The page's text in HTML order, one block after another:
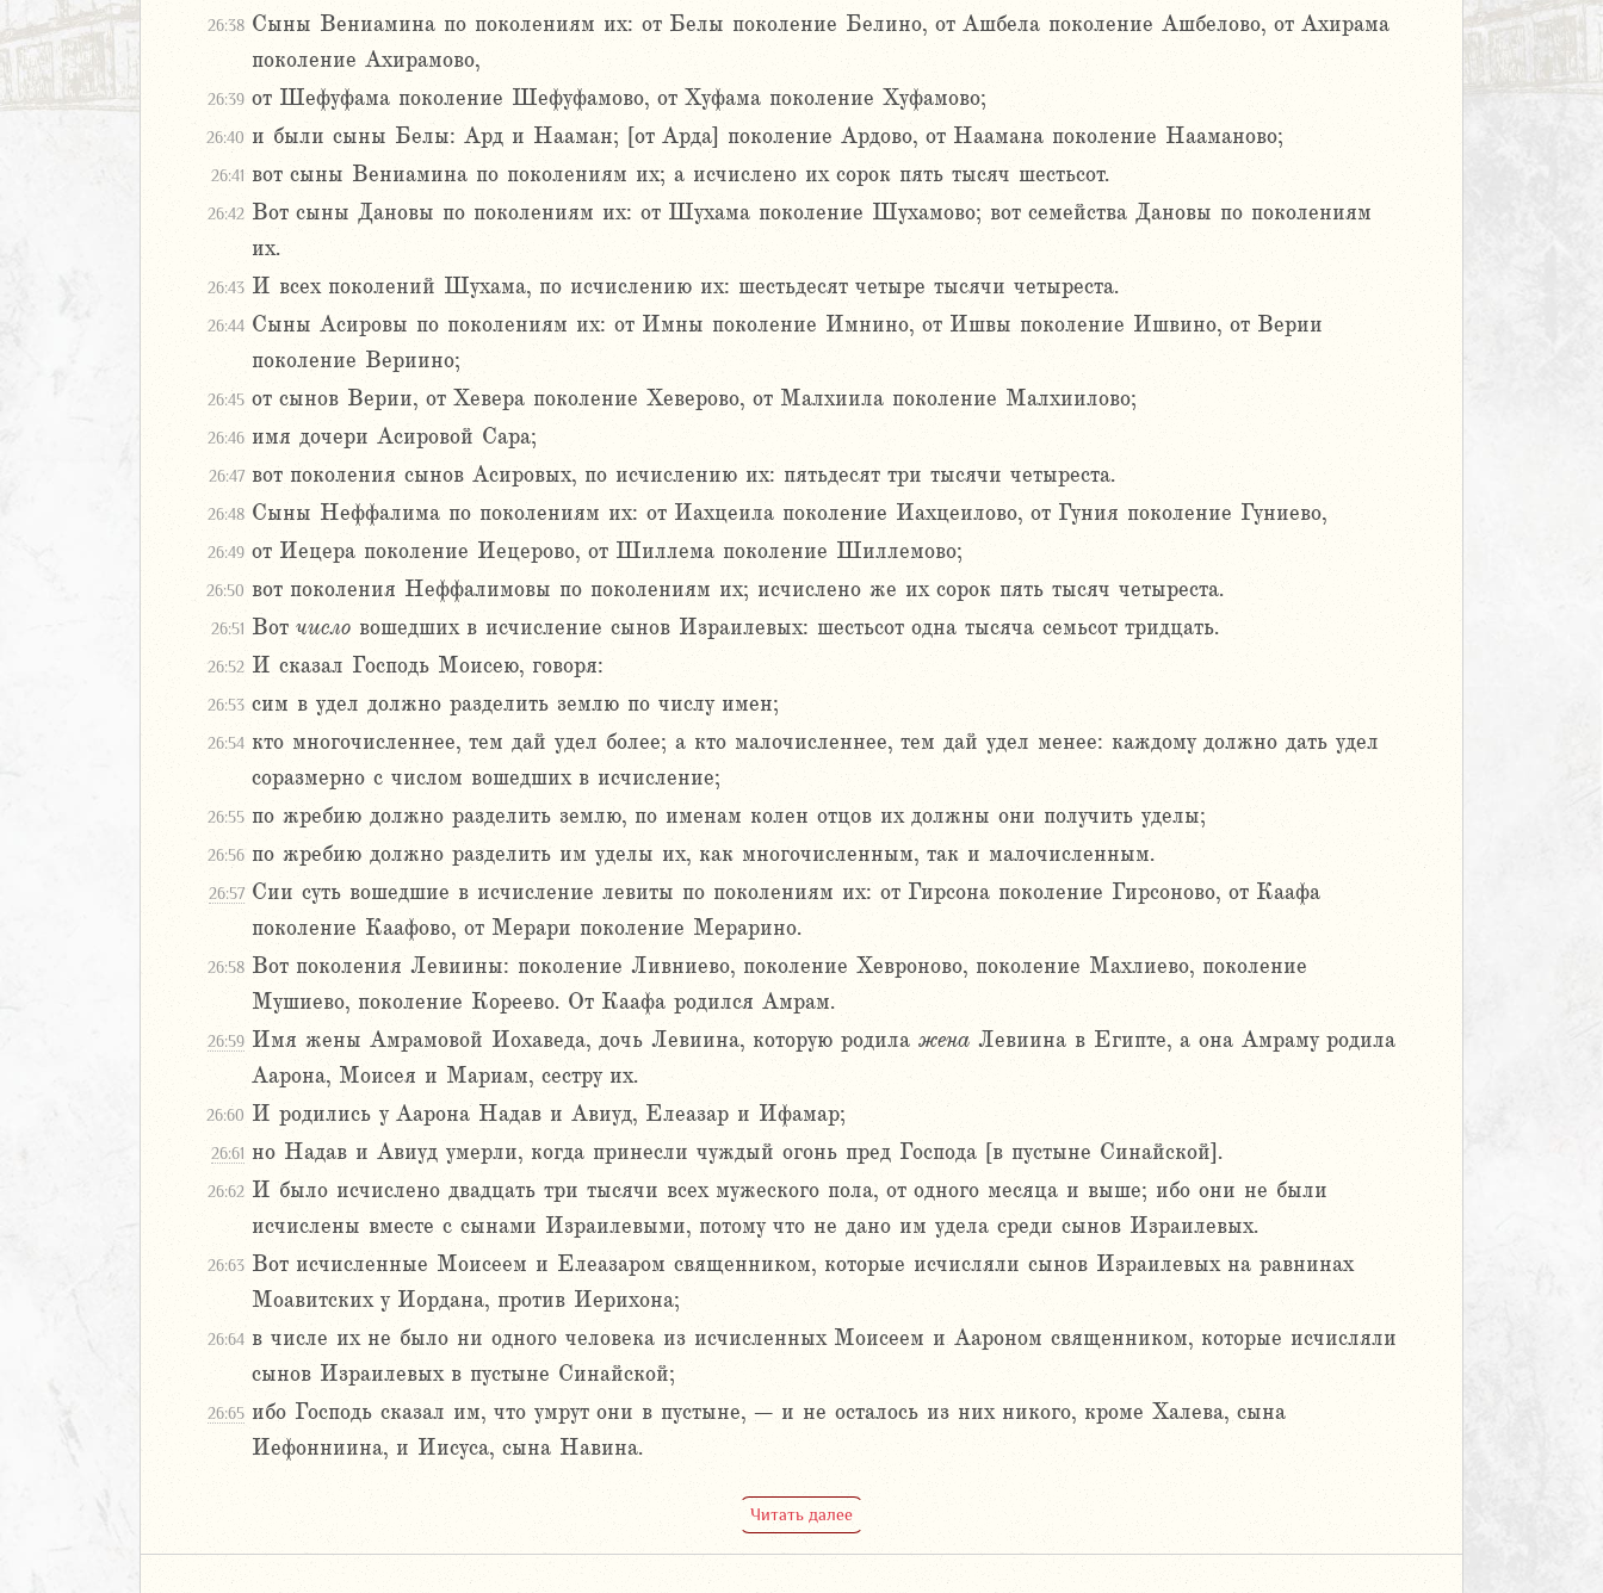
26:38 Сыны Вениамина по поколениям их: от Белы поколение Белино, от Ашбела поколение Ашбелово, от Ахирама
поколение Ахирамово,
26:39 от Шефуфама поколение Шефуфамово, от Хуфама поколение Хуфамово;
26:40 и были сыны Белы: Ард и Нааман; [от Арда] поколение Ардово, от Наамана поколение Нааманово;
26:41 вот сыны Вениамина по поколениям их; а исчислено их сорок пять тысяч шестьсот.
26:42 Вот сыны Дановы по поколениям их: от Шухама поколение Шухамово; вот семейства Дановы по поколениям
их.
26:43 И всех поколений Шухама, по исчислению их: шестьдесят четыре тысячи четыреста.
26:44 Сыны Асировы по поколениям их: от Имны поколение Имнино, от Ишвы поколение Ишвино, от Верии
поколение Вериино;
26:45 от сынов Верии, от Хевера поколение Хеверово, от Малхиила поколение Малхиилово;
26:46 имя дочери Асировой Сара;
26:47 вот поколения сынов Асировых, по исчислению их: пятьдесят три тысячи четыреста.
26:48 Сыны Неффалима по поколениям их: от Иахцеила поколение Иахцеилово, от Гуния поколение Гуниево,
26:49 от Иецера поколение Иецерово, от Шиллема поколение Шиллемово;
26:50 вот поколения Неффалимовы по поколениям их; исчислено же их сорок пять тысяч четыреста.
26:51 Вот число вошедших в исчисление сынов Израилевых: шестьсот одна тысяча семьсот тридцать.
26:52 И сказал Господь Моисею, говоря:
26:53 сим в удел должно разделить землю по числу имен;
26:54 кто многочисленнее, тем дай удел более; а кто малочисленнее, тем дай удел менее: каждому должно дать удел
соразмерно с числом вошедших в исчисление;
26:55 по жребию должно разделить землю, по именам колен отцов их должны они получить уделы;
26:56 по жребию должно разделить им уделы их, как многочисленным, так и малочисленным.
26:57 Сии суть вошедшие в исчисление левиты по поколениям их: от Гирсона поколение Гирсоново, от Каафа
поколение Каафово, от Мерари поколение Мерарино.
26:58 Вот поколения Левиины: поколение Ливниево, поколение Хевроново, поколение Махлиево, поколение
Мушиево, поколение Кореево. От Каафа родился Амрам.
26:59 Имя жены Амрамовой Иохаведа, дочь Левиина, которую родила жена Левиина в Египте, а она Амраму родила
Аарона, Моисея и Мариам, сестру их.
26:60 И родились у Аарона Надав и Авиуд, Елеазар и Ифамар;
26:61 но Надав и Авиуд умерли, когда принесли чуждый огонь пред Господа [в пустыне Синайской].
26:62 И было исчислено двадцать три тысячи всех мужеского пола, от одного месяца и выше; ибо они не были
исчислены вместе с сынами Израилевыми, потому что не дано им удела среди сынов Израилевых.
26:63 Вот исчисленные Моисеем и Елеазаром священником, которые исчисляли сынов Израилевых на равнинах
Моавитских у Иордана, против Иерихона;
26:64 в числе их не было ни одного человека из исчисленных Моисеем и Аароном священником, которые исчисляли
сынов Израилевых в пустыне Синайской;
26:65 ибо Господь сказал им, что умрут они в пустыне, – и не осталось из них никого, кроме Халева, сына
Иефонниина, и Иисуса, сына Навина.
Читать далее